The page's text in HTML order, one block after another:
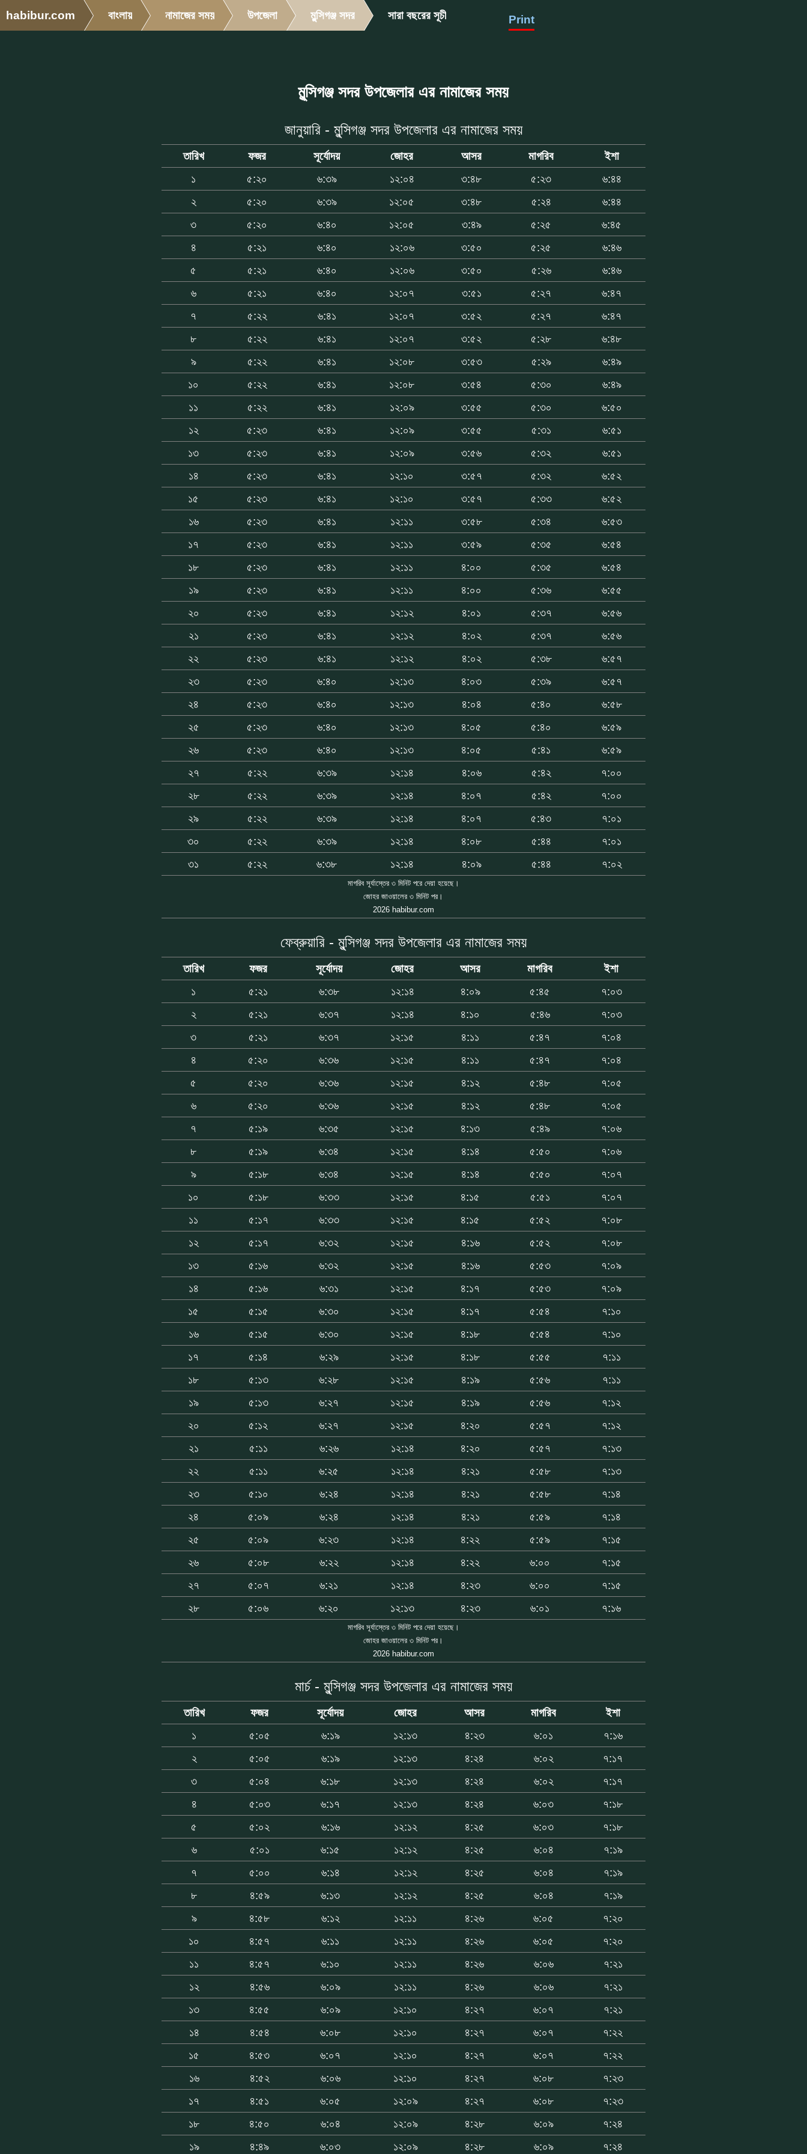
habibur.com বাংলায় নামাজের সময় উপজেলা মুন্সিগঞ্জ সদর সারা বছরের সূচী Print
মুন্সিগঞ্জ সদর উপজেলার এর নামাজের সময়
জানুয়ারি - মুন্সিগঞ্জ সদর উপজেলার এর নামাজের সময়
তারিখ ফজর সূর্যোদয় জোহর আসর মাগরিব
ইশা
১
৫:২০ ৬:৩৯ ১২:০৪ ৩:৪৮ ৫:২৩
৬:৪৪
২
৫:২০ ৬:৩৯ ১২:০৫ ৩:৪৮ ৫:২৪
৬:৪৪
৩
৫:২০ ৬:৪০ ১২:০৫ ৩:৪৯ ৫:২৫
৬:৪৫
৪
৫:২১ ৬:৪০ ১২:০৬ ৩:৫০ ৫:২৫
৬:৪৬
৫
৫:২১ ৬:৪০ ১২:০৬ ৩:৫০ ৫:২৬
৬:৪৬
৬
৫:২১ ৬:৪০ ১২:০৭ ৩:৫১ ৫:২৭
৬:৪৭
৭
৫:২২ ৬:৪১ ১২:০৭ ৩:৫২ ৫:২৭
৬:৪৭
৮
৫:২২ ৬:৪১ ১২:০৭ ৩:৫২ ৫:২৮
৬:৪৮
৯
৫:২২ ৬:৪১ ১২:০৮ ৩:৫৩ ৫:২৯
৬:৪৯
১০
৫:২২ ৬:৪১ ১২:০৮ ৩:৫৪ ৫:৩০
৬:৪৯
১১
৫:২২ ৬:৪১ ১২:০৯ ৩:৫৫ ৫:৩০
৬:৫০
১২
৫:২৩ ৬:৪১ ১২:০৯ ৩:৫৫ ৫:৩১
৬:৫১
১৩
৫:২৩ ৬:৪১ ১২:০৯ ৩:৫৬ ৫:৩২
৬:৫১
১৪
৫:২৩ ৬:৪১ ১২:১০ ৩:৫৭ ৫:৩২
৬:৫২
১৫
৫:২৩ ৬:৪১ ১২:১০ ৩:৫৭ ৫:৩৩
৬:৫২
১৬
৫:২৩ ৬:৪১ ১২:১১ ৩:৫৮ ৫:৩৪
৬:৫৩
১৭
৫:২৩ ৬:৪১ ১২:১১ ৩:৫৯ ৫:৩৫
৬:৫৪
১৮
৫:২৩ ৬:৪১ ১২:১১ ৪:০০ ৫:৩৫
৬:৫৪
১৯
৫:২৩ ৬:৪১ ১২:১১ ৪:০০ ৫:৩৬
৬:৫৫
২০
৫:২৩ ৬:৪১ ১২:১২ ৪:০১ ৫:৩৭
৬:৫৬
২১
৫:২৩ ৬:৪১ ১২:১২ ৪:০২ ৫:৩৭
৬:৫৬
২২
৫:২৩ ৬:৪১ ১২:১২ ৪:০২ ৫:৩৮
৬:৫৭
২৩
৫:২৩ ৬:৪০ ১২:১৩ ৪:০৩ ৫:৩৯
৬:৫৭
২৪
৫:২৩ ৬:৪০ ১২:১৩ ৪:০৪ ৫:৪০
৬:৫৮
২৫
৫:২৩ ৬:৪০ ১২:১৩ ৪:০৫ ৫:৪০
৬:৫৯
২৬
৫:২৩ ৬:৪০ ১২:১৩ ৪:০৫ ৫:৪১
৬:৫৯
২৭
৫:২২ ৬:৩৯ ১২:১৪ ৪:০৬ ৫:৪২
৭:০০
২৮
৫:২২ ৬:৩৯ ১২:১৪ ৪:০৭ ৫:৪২
৭:০০
২৯
৫:২২ ৬:৩৯ ১২:১৪ ৪:০৭ ৫:৪৩
৭:০১
৩০
৫:২২ ৬:৩৯ ১২:১৪ ৪:০৮ ৫:৪৪
৭:০১
৩১
৫:২২ ৬:৩৮ ১২:১৪ ৪:০৯ ৫:৪৪ ৭:০২
মাগরিব সূর্যাস্তের ৩ মিনিট পরে দেয়া হয়েছে।
জোহর জাওয়ালের ৩ মিনিট পর।
2026 habibur.com
ফেব্রুয়ারি - মুন্সিগঞ্জ সদর উপজেলার এর নামাজের সময়
তারিখ ফজর সূর্যোদয় জোহর আসর মাগরিব
ইশা
১
৫:২১ ৬:৩৮ ১২:১৪ ৪:০৯ ৫:৪৫
৭:০৩
২
৫:২১ ৬:৩৭ ১২:১৪ ৪:১০ ৫:৪৬
৭:০৩
৩
৫:২১ ৬:৩৭ ১২:১৫ ৪:১১ ৫:৪৭
৭:০৪
৪
৫:২০ ৬:৩৬ ১২:১৫ ৪:১১ ৫:৪৭
৭:০৪
৫
৫:২০ ৬:৩৬ ১২:১৫ ৪:১২ ৫:৪৮
৭:০৫
৬
৫:২০ ৬:৩৬ ১২:১৫ ৪:১২ ৫:৪৮
৭:০৫
৭
৫:১৯ ৬:৩৫ ১২:১৫ ৪:১৩ ৫:৪৯
৭:০৬
৮
৫:১৯ ৬:৩৪ ১২:১৫ ৪:১৪ ৫:৫০
৭:০৬
৯
৫:১৮ ৬:৩৪ ১২:১৫ ৪:১৪ ৫:৫০
৭:০৭
১০
৫:১৮ ৬:৩৩ ১২:১৫ ৪:১৫ ৫:৫১
৭:০৭
১১
৫:১৭ ৬:৩৩ ১২:১৫ ৪:১৫ ৫:৫২
৭:০৮
১২
৫:১৭ ৬:৩২ ১২:১৫ ৪:১৬ ৫:৫২
৭:০৮
১৩
৫:১৬ ৬:৩২ ১২:১৫ ৪:১৬ ৫:৫৩
৭:০৯
১৪
৫:১৬ ৬:৩১ ১২:১৫ ৪:১৭ ৫:৫৩
৭:০৯
১৫
৫:১৫ ৬:৩০ ১২:১৫ ৪:১৭ ৫:৫৪
৭:১০
১৬
৫:১৫ ৬:৩০ ১২:১৫ ৪:১৮ ৫:৫৪
৭:১০
১৭
৫:১৪ ৬:২৯ ১২:১৫ ৪:১৮ ৫:৫৫
৭:১১
১৮
৫:১৩ ৬:২৮ ১২:১৫ ৪:১৯ ৫:৫৬
৭:১১
১৯
৫:১৩ ৬:২৭ ১২:১৫ ৪:১৯ ৫:৫৬
৭:১২
২০
৫:১২ ৬:২৭ ১২:১৫ ৪:২০ ৫:৫৭
৭:১২
২১
৫:১১ ৬:২৬ ১২:১৪ ৪:২০ ৫:৫৭
৭:১৩
২২
৫:১১ ৬:২৫ ১২:১৪ ৪:২১ ৫:৫৮
৭:১৩
২৩
৫:১০ ৬:২৪ ১২:১৪ ৪:২১ ৫:৫৮
৭:১৪
২৪
৫:০৯ ৬:২৪ ১২:১৪ ৪:২১ ৫:৫৯
৭:১৪
২৫
৫:০৯ ৬:২৩ ১২:১৪ ৪:২২ ৫:৫৯
৭:১৫
২৬
৫:০৮ ৬:২২ ১২:১৪ ৪:২২ ৬:০০
৭:১৫
২৭
৫:০৭ ৬:২১ ১২:১৪ ৪:২৩ ৬:০০
৭:১৫
২৮
৫:০৬ ৬:২০ ১২:১৩ ৪:২৩ ৬:০১ ৭:১৬
মাগরিব সূর্যাস্তের ৩ মিনিট পরে দেয়া হয়েছে।
জোহর জাওয়ালের ৩ মিনিট পর।
2026 habibur.com
মার্চ - মুন্সিগঞ্জ সদর উপজেলার এর নামাজের সময়
তারিখ ফজর সূর্যোদয় জোহর আসর মাগরিব
ইশা
১
৫:০৫ ৬:১৯ ১২:১৩ ৪:২৩ ৬:০১
৭:১৬
২
৫:০৫ ৬:১৯ ১২:১৩ ৪:২৪ ৬:০২
৭:১৭
৩
৫:০৪ ৬:১৮ ১২:১৩ ৪:২৪ ৬:০২
৭:১৭
৪
৫:০৩ ৬:১৭ ১২:১৩ ৪:২৪ ৬:০৩
৭:১৮
৫
৫:০২ ৬:১৬ ১২:১২ ৪:২৫ ৬:০৩
৭:১৮
৬
৫:০১ ৬:১৫ ১২:১২ ৪:২৫ ৬:০৪
৭:১৯
৭
৫:০০ ৬:১৪ ১২:১২ ৪:২৫ ৬:০৪
৭:১৯
৮
৪:৫৯ ৬:১৩ ১২:১২ ৪:২৫ ৬:০৪
৭:১৯
৯
৪:৫৮ ৬:১২ ১২:১১ ৪:২৬ ৬:০৫
৭:২০
১০
৪:৫৭ ৬:১১ ১২:১১ ৪:২৬ ৬:০৫
৭:২০
১১
৪:৫৭ ৬:১০ ১২:১১ ৪:২৬ ৬:০৬
৭:২১
১২
৪:৫৬ ৬:০৯ ১২:১১ ৪:২৬ ৬:০৬
৭:২১
১৩
৪:৫৫ ৬:০৯ ১২:১০ ৪:২৭ ৬:০৭
৭:২১
১৪
৪:৫৪ ৬:০৮ ১২:১০ ৪:২৭ ৬:০৭
৭:২২
১৫
৪:৫৩ ৬:০৭ ১২:১০ ৪:২৭ ৬:০৭
৭:২২
১৬
৪:৫২ ৬:০৬ ১২:১০ ৪:২৭ ৬:০৮
৭:২৩
১৭
৪:৫১ ৬:০৫ ১২:০৯ ৪:২৭ ৬:০৮
৭:২৩
১৮
৪:৫০ ৬:০৪ ১২:০৯ ৪:২৮ ৬:০৯
৭:২৪
১৯
৪:৪৯ ৬:০৩ ১২:০৯ ৪:২৮ ৬:০৯ ৭:২৪